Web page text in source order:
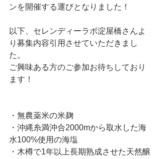
ンを開催する運びとなりました！
以下、セレンディーラボ淀屋橋さんよ
り募集内容引用させていただきまし
た。
ご興味ある方のご参加お待ちしており
ます！
・無農薬米の米麹
・沖縄糸満沖合2000mから取水した海
水100%使用の海塩
・木樽で1年以上長期熟成させた天然醸